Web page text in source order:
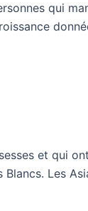
qui
et qui
Les